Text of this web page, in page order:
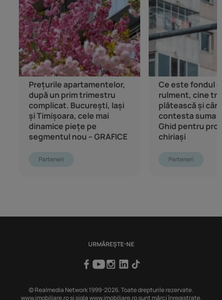
Prețurile apartamentelor,
după un prim trimestru
complicat. București, Iași
și Timișoara, cele mai
dinamice piețe pe
segmentul nou – GRAFICE
Parteneri
Ce este fondul
rulment, cine
plătească și
contesta suma
Ghid pentru
chiriași
Parteneri
URMĂREȘTE-NE
© Realmedia Network 1999-2026. Toate drepturile rezervate.
www.imobiliare.ro și sigla www.imobiliare.ro sunt mărci înregistrate.